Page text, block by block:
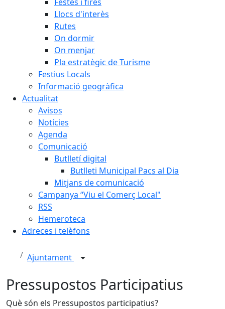
Llocs d'interès
Rutes
On dormir
On menjar
Pla estratègic de Turisme
Festius Locals
Informació geogràfica
Actualitat
Avisos
Notícies
Agenda
Comunicació
Butlletí digital
Butlleti Municipal Pacs al Dia
Mitjans de comunicació
Campanya “Viu el Comerç Local"
RSS
Hemeroteca
Adreces i telèfons
Ajuntament
Pressupostos Participatius
Què són els Pressupostos participatius?